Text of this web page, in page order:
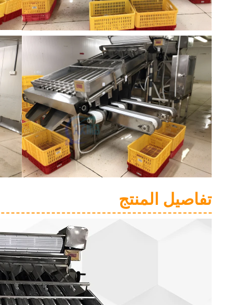
تفاصيل المنتج